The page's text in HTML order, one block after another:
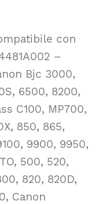
con
–
Bjc 3000,
6500, 8200,
C100, MP700,
850, 865,
9900, 9950,
500, 520,
820, 820D,
Canon